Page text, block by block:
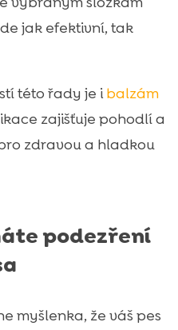
jak efektivní, tak
této řady je ibalzám
zajišťuje pohodlí a
zdravou a hladkou
podezření
myšlenka, že váš pes